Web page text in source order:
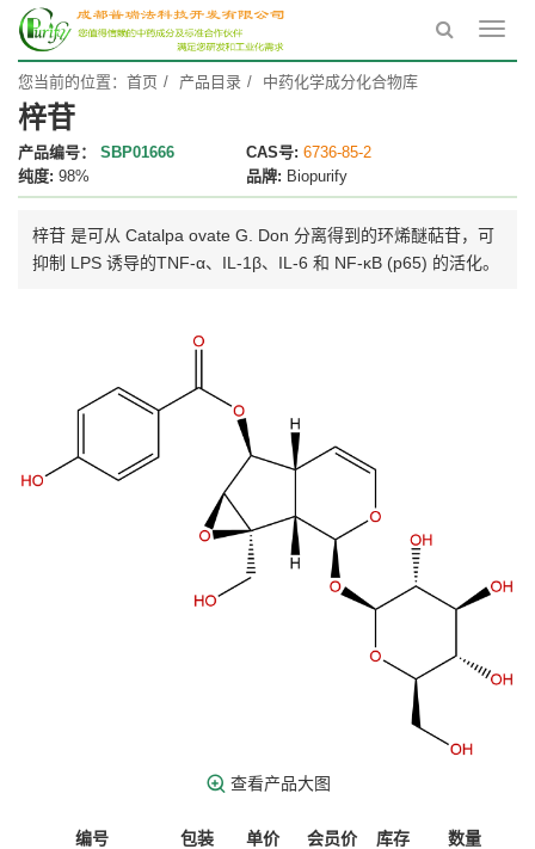
您当前的位置： 首页 产品目录 中药化学成分化合物库
梓苷
产品编号： SBP01666 CAS号: 6736-85-2
纯度: 98% 品牌: Biopurify
梓苷 是可从 Catalpa ovate G. Don 分离得到的环烯醚萜苷，可
抑制 LPS 诱导的TNF-α、IL-1β、IL-6 和 NF-κB (p65) 的活化。
查看产品大图
编号 包装 单价 会员价 库存 数量